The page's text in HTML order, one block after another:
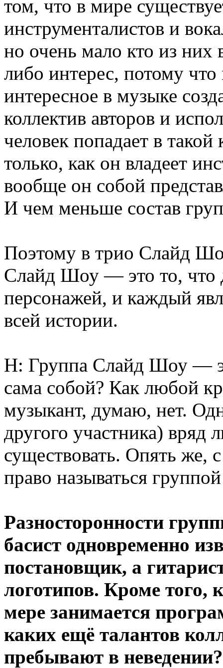
том, что в мире
инструменталистов и
но очень мало кто из них
либо интерес, потому
интересное в музыке
коллектив авторов и
человек попадает в
только, как он владеет
вообще он собой
И чем меньше состав
Поэтому в трио Слайд
Слайд Шоу — это то, что
персонажей, и каждый
всей истории.
Н: Группа Слайд Шоу —
сама собой? Как любой
музыкант, думаю, нет.
другого участника)
существовать. Опять же,
право называться
Разносторонности
басист одновременно
постановщик, а
логотипов. Кроме того,
мере занимается
каких ещё талантов
пребывают в неведении?